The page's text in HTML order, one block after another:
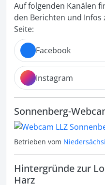
Auf folgenden Kanälen
den Berichten und
Seite:
Facebook
Instagram
Sonnenberg-
Betrieben vom
Hintergründe zur
Harz